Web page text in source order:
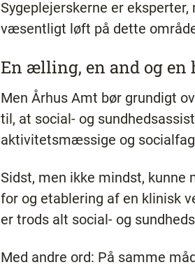
Sygeplejerskerne er
væsentligt løft på dette
En ælling, en and og en
Men Århus Amt bør grundigt
til, at social- og
aktivitetsmæssige og
Sidst, men ikke mindst,
for og etablering af en klinisk
er trods alt social- og
Med andre ord: På samme